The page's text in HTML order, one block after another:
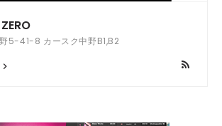
5-41-8 カースク中野B1,B2